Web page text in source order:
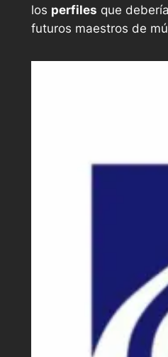
los perfiles que
futuros maestros de